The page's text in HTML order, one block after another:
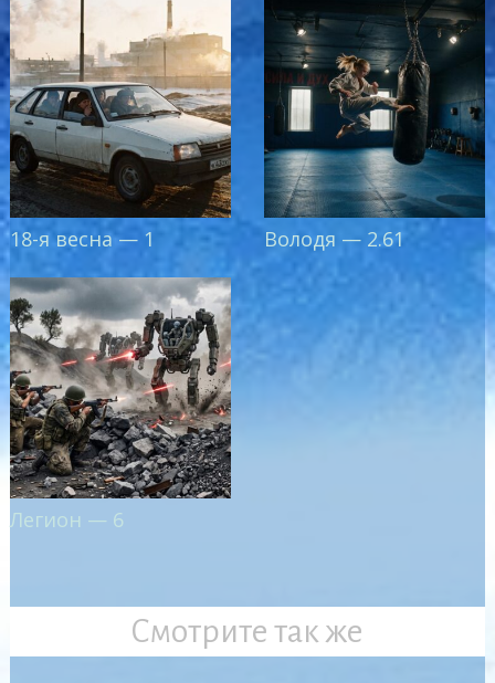
18-я весна — 1 Володя — 2.61
Легион — 6
Смотрите так же